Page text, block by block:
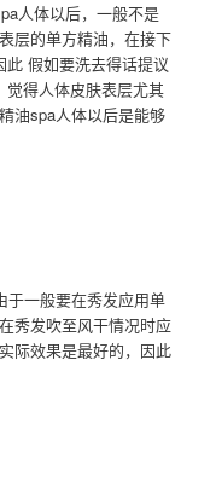
人体以后，一般不是
层的单方精油，在接下
假如要洗去得话提议
觉得人体皮肤表层尤其
油spa人体以后是能够
一般要在秀发应用单
秀发吹至风干情况时应
际效果是最好的，因此